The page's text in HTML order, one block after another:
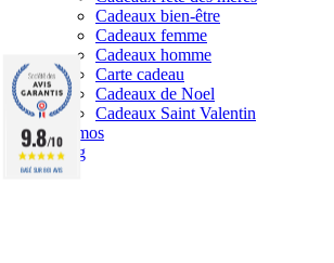
Cadeaux bien-être
Cadeaux femme
Cadeaux homme
Carte cadeau
Cadeaux de Noel
Cadeaux Saint Valentin
Promos
Blog
9.8/10
BASÉ SUR 861 AVIS